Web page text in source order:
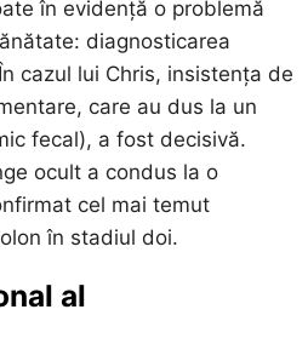
în evidență o problemă
diagnosticarea
cazul lui Chris, insistența de
care au dus la un
fecal), a fost decisivă.
ocult a condus la o
cel mai temut
în stadiul doi.
al